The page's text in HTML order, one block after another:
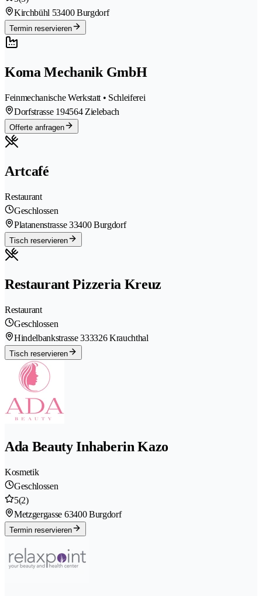
Kirchbühl 53400 Burgdorf
Termin reservieren
Koma Mechanik GmbH
Feinmechanische Werkstatt • Schleiferei
Dorfstrasse 194564 Zielebach
Offerte anfragen
Artcafé
Restaurant
Geschlossen
Platanenstrasse 33400 Burgdorf
Tisch reservieren
Restaurant Pizzeria Kreuz
Restaurant
Geschlossen
Hindelbankstrasse 333326 Krauchthal
Tisch reservieren
Ada Beauty Inhaberin Kazo
Kosmetik
Geschlossen
5(2)
Metzgergasse 63400 Burgdorf
Termin reservieren